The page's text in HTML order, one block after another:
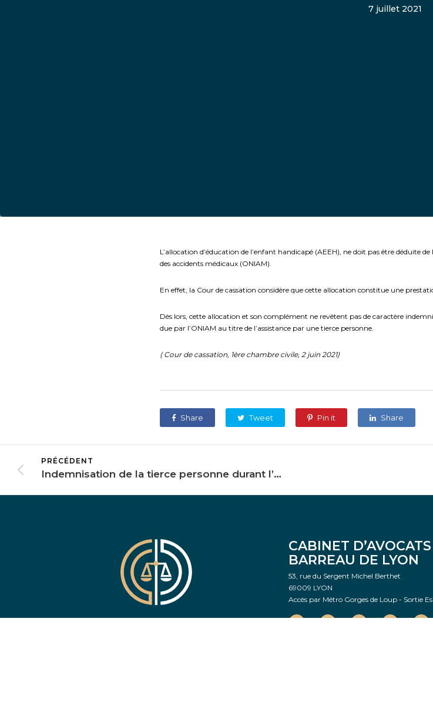
7 juillet 2021
L’allocation d’éducation de l’enfant handicapé (AEEH), ne doit pas être déduite
des accidents médicaux (ONIAM).
En effet, la Cour de cassation considère que cette allocation constitue une
Dès lors, cette allocation et son complément ne revêtent pas de caractère
due par l’ONIAM au titre de l’assistance par une tierce personne.
( Cour de cassation, 1ère chambre civile, 2 juin 2021)
Share Tweet Pin it Share
PRÉCÉDENT
Indemnisation de la tierce personne durant l’hospitalisation de la victime
CABINET
BARREAU DE LYON
53, rue du Sergent Michel Berthet
69009 LYON
Accès par Métro Gorges de Loup - Sortie